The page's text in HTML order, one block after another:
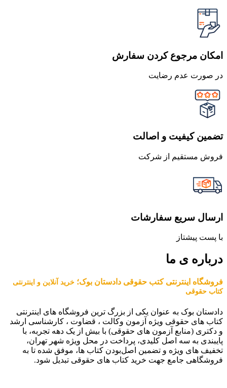
امکان مرجوع کردن سفارش
در صورت عدم رضایت
تضمین کیفیت و اصالت
فروش مستقیم از شرکت
ارسال سریع سفارشات
با پست پیشتاز
درباره ی ما
فروشگاه اینترنتی کتب حقوقی دادستان بوک؛ خرید آنلاین و اینترنتی
کتاب حقوقی
دادستان بوک به عنوان یکی از بزرگ ترین فروشگاه های اینترنتی
کتاب های حقوقی ویژه آزمون وکالت ، قضاوت ، کارشناسی ارشد
و دکتری (منابع آزمون های حقوقی) با بیش از یک دهه تجربه، با
پایبندی به سه اصل کلیدی، پرداخت در محل ویژه شهر تهران،
تخفیف های ویژه و تضمین اصل‌بودن کتاب ها، موفق شده تا به
فروشگاهی جامع جهت خرید کتاب های حقوقی تبدیل شود.